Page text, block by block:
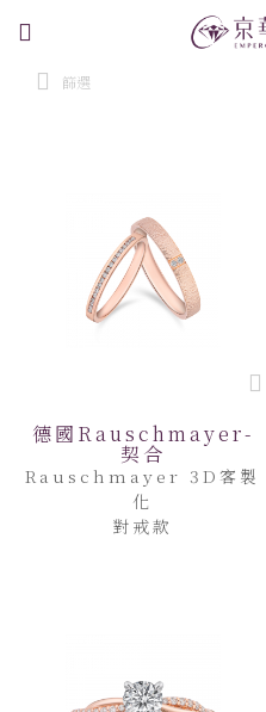
導
篩選
德國Rauschmayer-
契合
Rauschmayer 3D客製
化
對戒款